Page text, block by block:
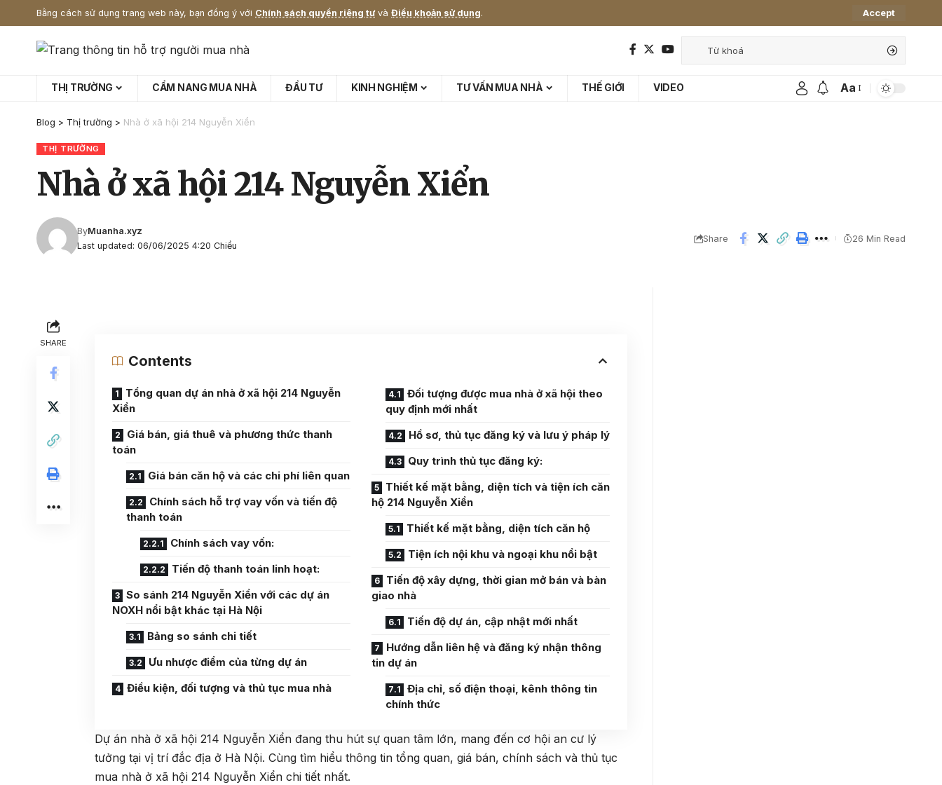
Bằng cách sử dụng trang web này, bạn đồng ý với Chính sách quyền riêng tưvà Điều khoản sử dụng. Accept
THỊ TRƯỜNG CẨM NANG MUA NHÀ ĐẦU TƯ KINH NGHIỆM TƯ VẤN MUA NHÀ THẾ GIỚI VIDEO Aa
Blog > Thị trường > Nhà ở xã hội 214 Nguyễn Xiển
THỊ TRƯỜNG
Nhà ở xã hội 214 Nguyễn Xiển
Last updated: 06/06/2025 4:20 Chiều
ByMuanha.xyz
Share 26 Min Read
SHARE
Contents
Tổng quan dự án nhà ở xã hội 214 Nguyễn
Xiển
Giá bán, giá thuê và phương thức thanh
toán
Giá bán căn hộ và các chi phí liên quan
Chính sách hỗ trợ vay vốn và tiến độ
thanh toán
Chính sách vay vốn:
Tiến độ thanh toán linh hoạt:
So sánh 214 Nguyễn Xiển với các dự án
NOXH nổi bật khác tại Hà Nội
Bảng so sánh chi tiết
Ưu nhược điểm của từng dự án
Điều kiện, đối tượng và thủ tục mua nhà
Đối tượng được mua nhà ở xã hội theo
quy định mới nhất
Hồ sơ, thủ tục đăng ký và lưu ý pháp lý
Quy trình thủ tục đăng ký:
Thiết kế mặt bằng, diện tích và tiện ích căn
hộ 214 Nguyễn Xiển
Thiết kế mặt bằng, diện tích căn hộ
Tiện ích nội khu và ngoại khu nổi bật
Tiến độ xây dựng, thời gian mở bán và bàn
giao nhà
Tiến độ dự án, cập nhật mới nhất
Hướng dẫn liên hệ và đăng ký nhận thông
tin dự án
Địa chỉ, số điện thoại, kênh thông tin
chính thức
Dự án nhà ở xã hội 214 Nguyễn Xiển đang thu hút sự quan tâm lớn, mang đến cơ hội an cư lý
tưởng tại vị trí đắc địa ở Hà Nội. Cùng tìm hiểu thông tin tổng quan, giá bán, chính sách và thủ tục
mua nhà ở xã hội 214 Nguyễn Xiển chi tiết nhất.